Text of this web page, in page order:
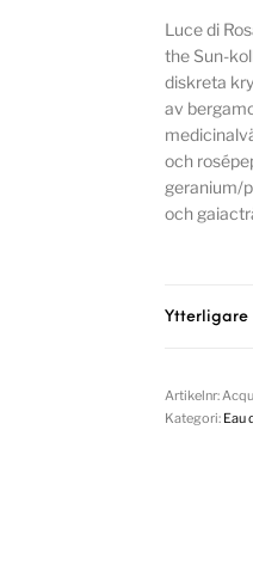
Luce di
the Sun-
diskreta
av
och
geranium/
och
Ytterligare
Artikelnr:
Kategori: Eau